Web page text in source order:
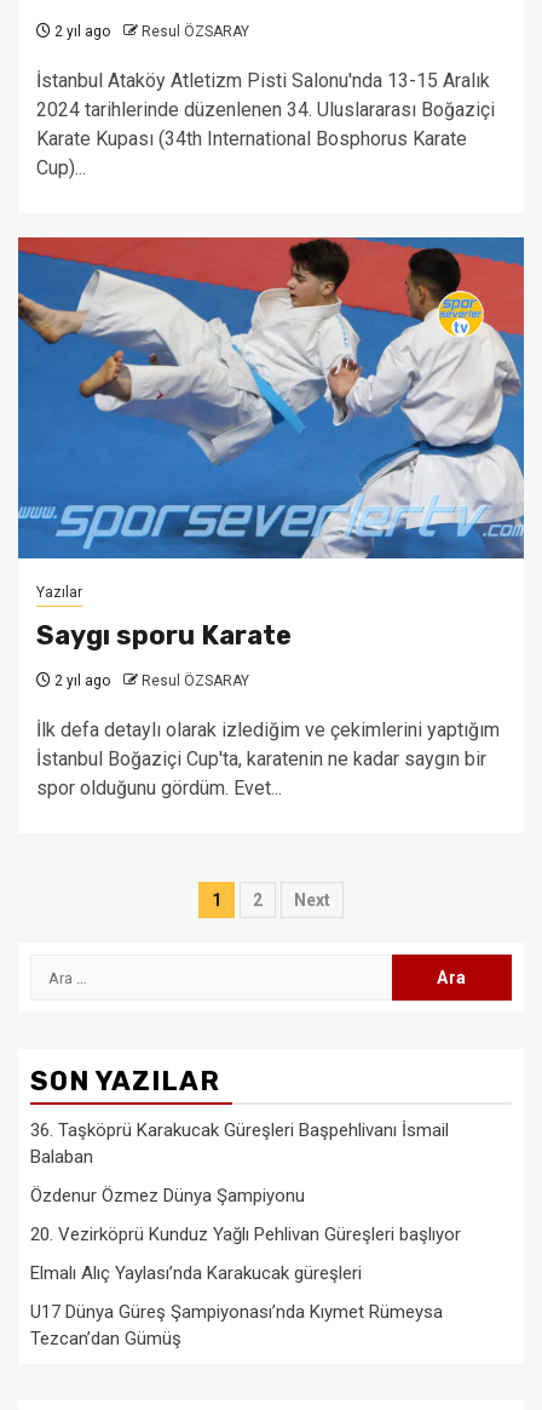
2 yıl ago Resul ÖZSARAY
İstanbul Ataköy Atletizm Pisti Salonu'nda 13-15 Aralık
2024 tarihlerinde düzenlenen 34. Uluslararası Boğaziçi
Karate Kupası (34th International Bosphorus Karate
Cup)...
Yazılar
Saygı sporu Karate
2 yıl ago Resul ÖZSARAY
İlk defa detaylı olarak izlediğim ve çekimlerini yaptığım
İstanbul Boğaziçi Cup'ta, karatenin ne kadar saygın bir
spor olduğunu gördüm. Evet...
Yazı
1 2 Next
Arama:
SON YAZILAR
36. Taşköprü Karakucak Güreşleri Başpehlivanı İsmail
Balaban
Özdenur Özmez Dünya Şampiyonu
20. Vezirköprü Kunduz Yağlı Pehlivan Güreşleri başlıyor
Elmalı Alıç Yaylası’nda Karakucak güreşleri
U17 Dünya Güreş Şampiyonası’nda Kıymet Rümeysa
Tezcan’dan Gümüş